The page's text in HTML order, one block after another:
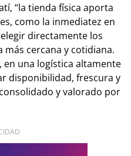
“la tienda física aporta
como la inmediatez en
directamente los
cercana y cotidiana.
en una logística altamente
disponibilidad, frescura y
y valorado por